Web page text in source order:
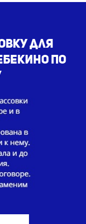
для
по